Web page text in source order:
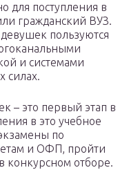
для поступления в
гражданский ВУЗ.
пользуются
и системами
силах.
– это первый этап в
в это учебное
по
и ОФП, пройти
конкурсном отборе.